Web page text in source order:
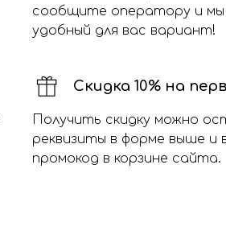
сообщите оператору и мы
удобный для вас вариант!
Скидка 10% на
Получить скидку можно
реквизиты в форме выше и
промокод в корзине сайта.